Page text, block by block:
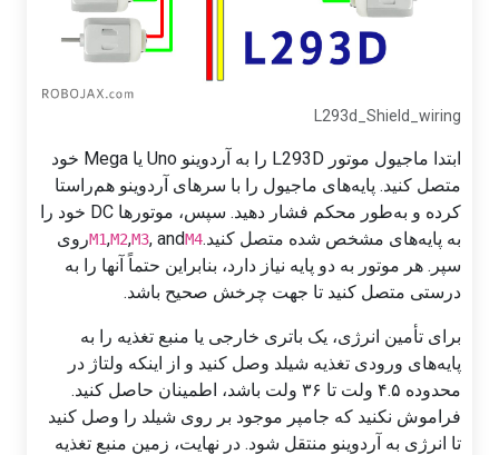
L293d_Shield_wiring
ابتدا ماجیول موتور L293D را به آردوینو Uno یا Mega خود
متصل کنید. پایه‌های ماجیول را با سرهای آردوینو هم‌راستا
کرده و به‌طور محکم فشار دهید. سپس، موتورها DC خود را
به پایه‌های مشخص شده متصل کنید.
M1,M2,M3, andM4
روی
سپر. هر موتور به دو پایه نیاز دارد، بنابراین حتماً آنها را به
درستی متصل کنید تا جهت چرخش صحیح باشد.
برای تأمین انرژی، یک باتری خارجی یا منبع تغذیه را به
پایه‌های ورودی تغذیه شیلد وصل کنید و از اینکه ولتاژ در
محدوده ۴.۵ ولت تا ۳۶ ولت باشد، اطمینان حاصل کنید.
فراموش نکنید که جامپر موجود بر روی شیلد را وصل کنید
تا انرژی به آردوینو منتقل شود. در نهایت، زمین منبع تغذیه